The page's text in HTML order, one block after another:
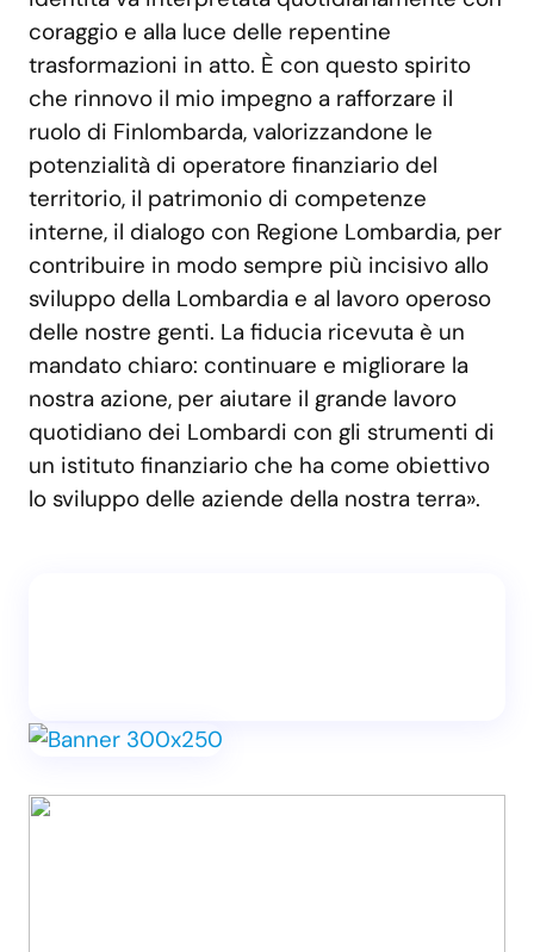
coraggio e alla luce delle repentine
trasformazioni in atto. È con questo spirito
che rinnovo il mio impegno a rafforzare il
ruolo di Finlombarda, valorizzandone le
potenzialità di operatore finanziario del
territorio, il patrimonio di competenze
interne, il dialogo con Regione Lombardia, per
contribuire in modo sempre più incisivo allo
sviluppo della Lombardia e al lavoro operoso
delle nostre genti. La fiducia ricevuta è un
mandato chiaro: continuare e migliorare la
nostra azione, per aiutare il grande lavoro
quotidiano dei Lombardi con gli strumenti di
un istituto finanziario che ha come obiettivo
lo sviluppo delle aziende della nostra terra».